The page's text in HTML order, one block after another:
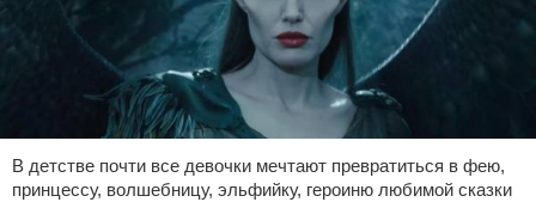
В детстве почти все девочки мечтают превратиться в фею,
принцессу, волшебницу, эльфийку, героиню любимой сказки